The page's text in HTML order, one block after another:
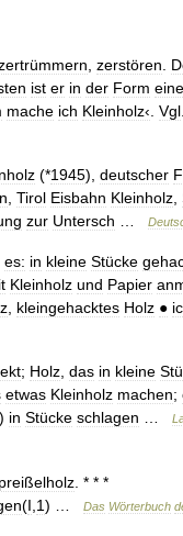
zerstören
ist er in der Form
mache ich Kleinholz‹ Vgl
(*1945), deutscher
Tirol Eisbahn Kleinholz
zur Untersch
es: in kleine Stücke
Kleinholz und Papier
kleingehacktes Holz ●
; Holz das in kleine
etwas Kleinholz machen;
) in Stücke schlagen
. * * *
(I 1) … Das Wörterbuch